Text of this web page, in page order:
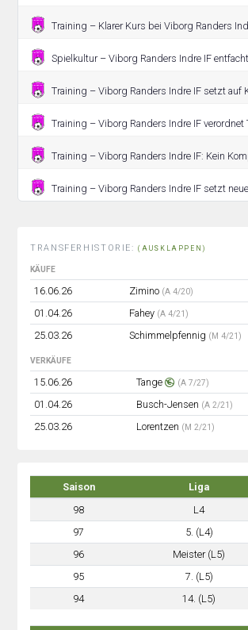
Training – Klarer Kurs bei Viborg Randers
Spielkultur – Viborg Randers Indre IF
Training – Viborg Randers Indre IF setzt auf
Training – Viborg Randers Indre IF
Training – Viborg Randers Indre IF: Kein
Training – Viborg Randers Indre IF setzt
TRANSFERHISTORIE:(AUSKLAPPEN)
KÄUFE
16.06.26 Zimino (A 4/20)
01.04.26
Fahey (A 4/21)
25.03.26
Schimmelpfennig (M 4/21)
VERKÄUFE
15.06.26 Tange (A 7/27)
01.04.26
Busch-Jensen (A 2/21)
25.03.26
Lorentzen (M 2/21)
Saison Liga
98
L4
97
5. (L4)
96
Meister (L5)
95
7. (L5)
94
14. (L5)